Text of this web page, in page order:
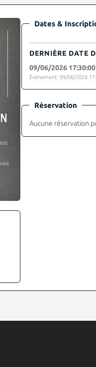
Dates &
DERNIÈRE DATE
09/06/2026 17:30:00
Événement: 09/06/2026
Réservation
Aucune réservation